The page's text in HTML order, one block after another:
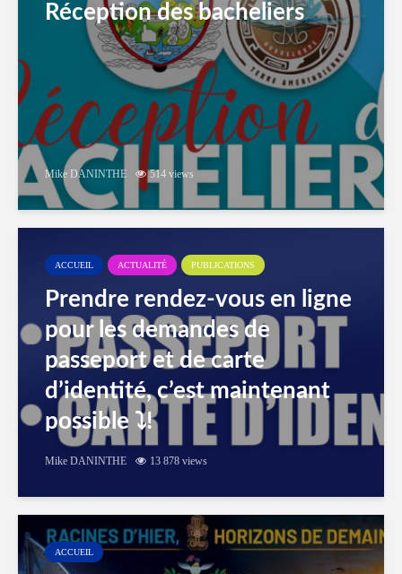
Réception des bacheliers
Mike DANINTHE 514 views
ACCUEIL ACTUALITÉ PUBLICATIONS
Prendre rendez-vous en ligne
pour les demandes de
passeport et de carte
d’identité, c’est maintenant
possible ⤵️!
Mike DANINTHE 13 878 views
ACCUEIL